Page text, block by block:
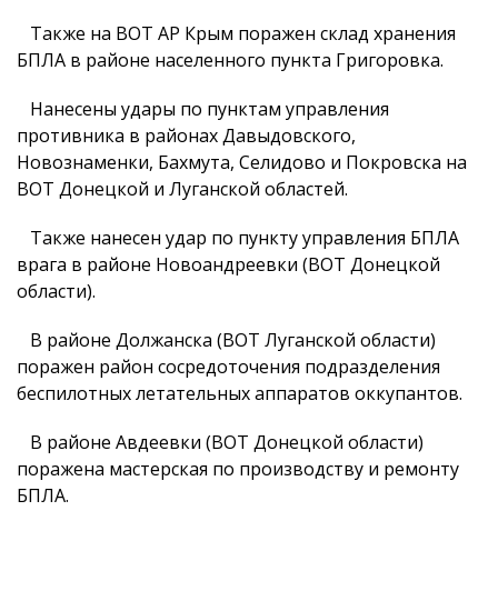
Также на ВОТ АР Крым поражен склад хранения
БПЛА в районе населенного пункта Григоровка.
Нанесены удары по пунктам управления
противника в районах Давыдовского,
Новознаменки, Бахмута, Селидово и Покровска на
ВОТ Донецкой и Луганской областей.
Также нанесен удар по пункту управления БПЛА
врага в районе Новоандреевки (ВОТ Донецкой
области).
В районе Должанска (ВОТ Луганской области)
поражен район сосредоточения подразделения
беспилотных летательных аппаратов оккупантов.
В районе Авдеевки (ВОТ Донецкой области)
поражена мастерская по производству и ремонту
БПЛА.